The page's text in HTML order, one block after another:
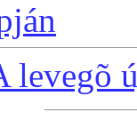
levegõ